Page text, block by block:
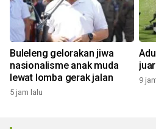
Buleleng gelorakan jiwa
nasionalisme anak muda
lewat lomba gerak jalan
5 jam lalu
9